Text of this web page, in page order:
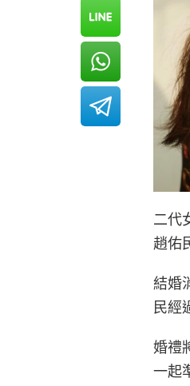
二代
趙佑
結婚
民經
婚禮
一起